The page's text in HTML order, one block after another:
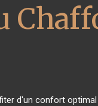
d'un confort